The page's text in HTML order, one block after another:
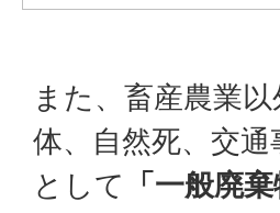
また、畜産農業
体、自然死、交
として
「一般廃棄